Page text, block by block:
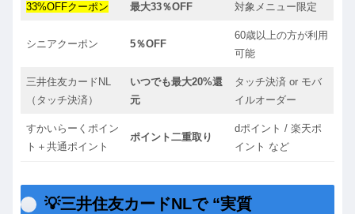
33%OFFクーポン 最大33％OFF 対象メニュー限定
シニアクーポン 5％OFF
60歳以上の方が利用
可能
三井住友カードNL
（タッチ決済）
いつでも最大20%還
元
タッチ決済 or モバ
イルオーダー
すかいらーくポイン
ト＋共通ポイント
ポイント二重取り
dポイント / 楽天ポ
イント など
💡三井住友カードNLで “実質